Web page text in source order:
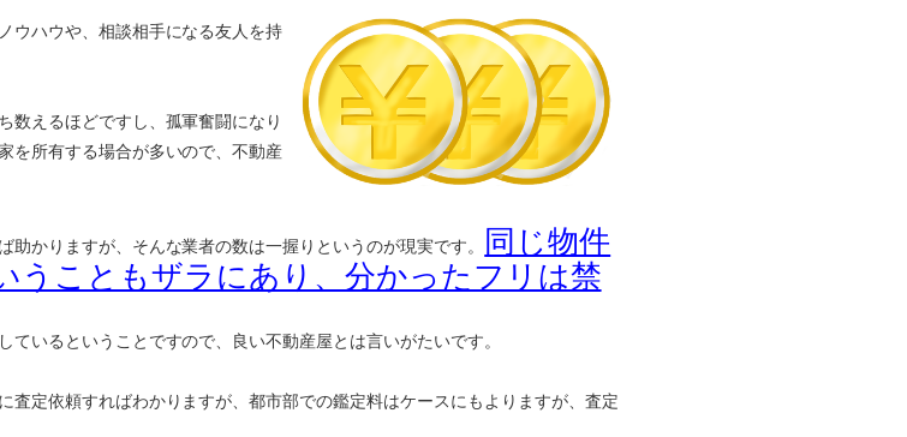
ウハウや、相談相手になる友人を持
数えるほどですし、孤軍奮闘になり
を所有する場合が多いので、不動産
かりますが、そんな業者の数は一握りというのが現実です。
同じ物件
うこともザラにあり、分かったフリは禁
いるということですので、良い不動産屋とは言いがたいです。
査定依頼すればわかりますが、都市部での鑑定料はケースにもよりますが、査定